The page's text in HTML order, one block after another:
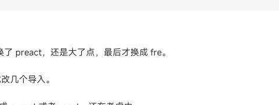
preact，还是大了点，最后才换成 fre。
几个导入。